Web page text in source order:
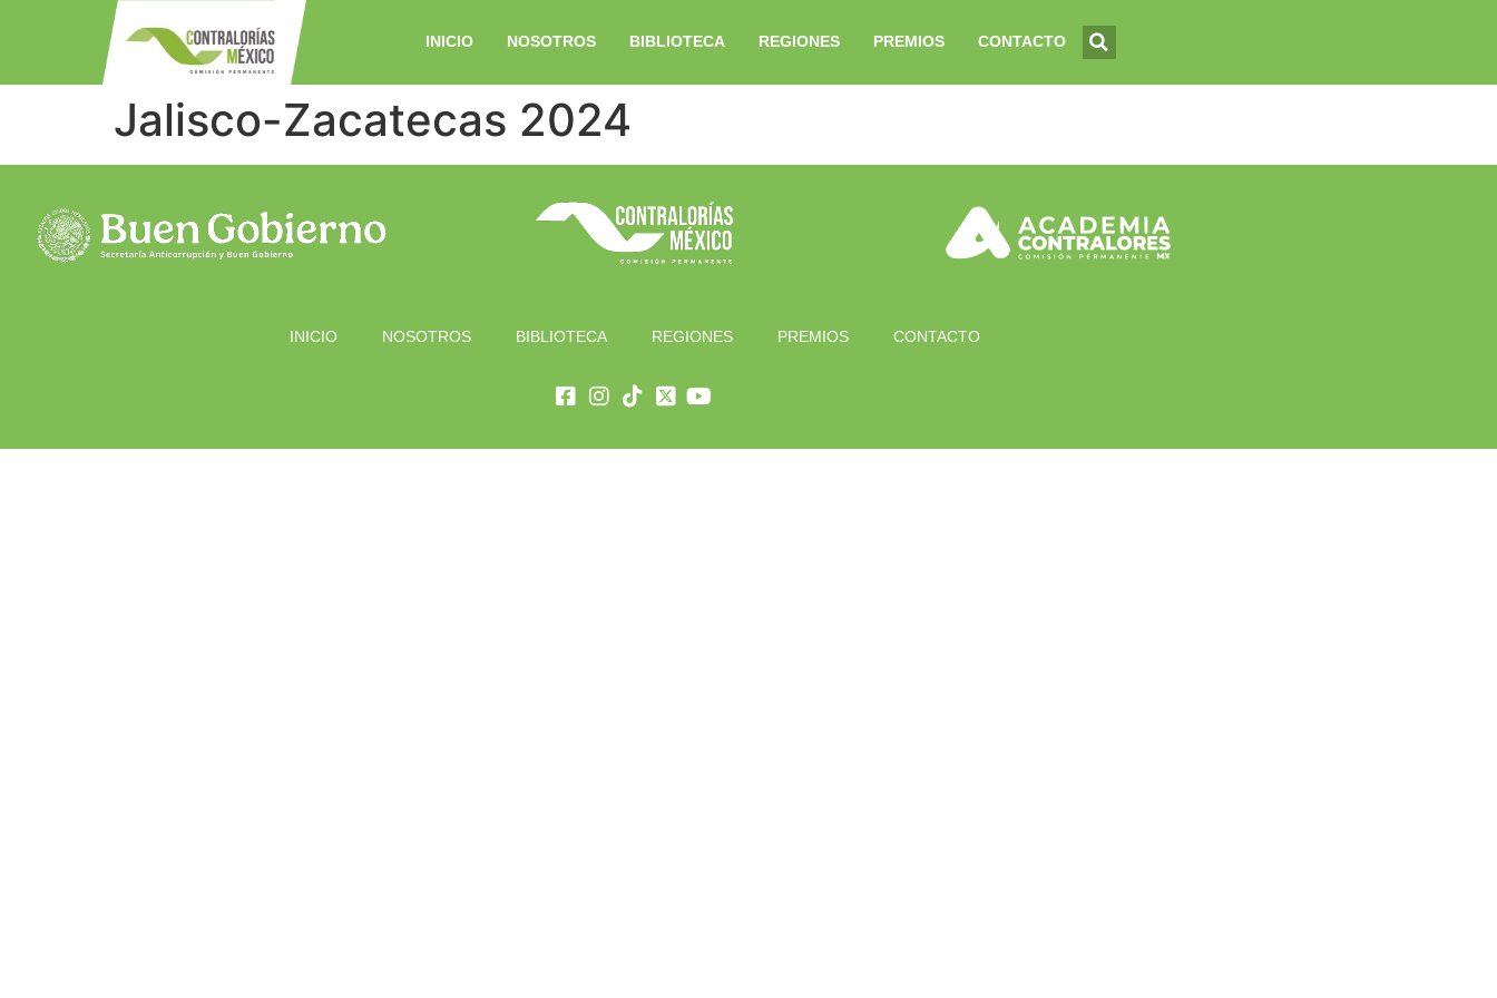
INICIO NOSOTROS BIBLIOTECA REGIONES PREMIOS CONTACTO
Jalisco-Zacatecas 2024
INICIO NOSOTROS BIBLIOTECA REGIONES PREMIOS CONTACTO